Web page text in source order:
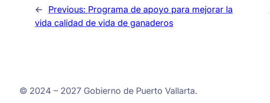
← Previous: Programa de apoyo para mejorar la
vida calidad de vida de ganaderos
© 2024 – 2027 Gobierno de Puerto Vallarta.